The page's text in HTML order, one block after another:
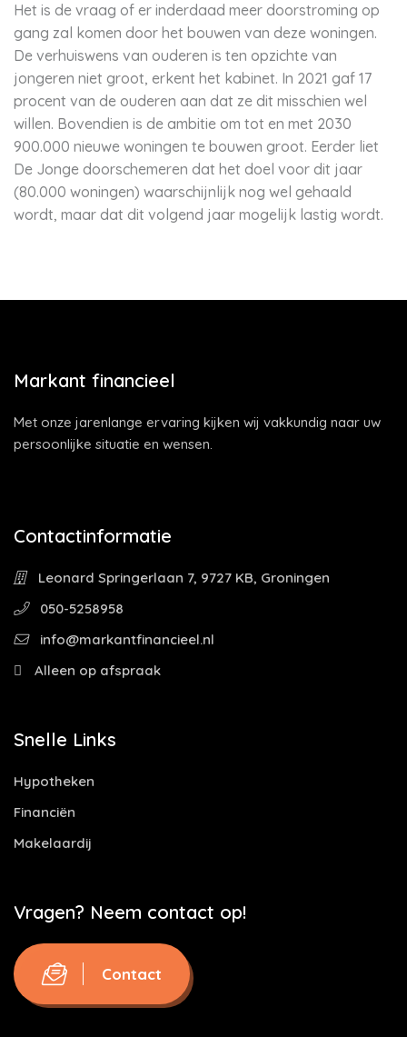
Het is de vraag of er inderdaad meer doorstroming op
gang zal komen door het bouwen van deze woningen.
De verhuiswens van ouderen is ten opzichte van
jongeren niet groot, erkent het kabinet. In 2021 gaf 17
procent van de ouderen aan dat ze dit misschien wel
willen. Bovendien is de ambitie om tot en met 2030
900.000 nieuwe woningen te bouwen groot. Eerder liet
De Jonge doorschemeren dat het doel voor dit jaar
(80.000 woningen) waarschijnlijk nog wel gehaald
wordt, maar dat dit volgend jaar mogelijk lastig wordt.
Markant financieel
Met onze jarenlange ervaring kijken wij vakkundig naar uw
persoonlijke situatie en wensen.
Contactinformatie
Leonard Springerlaan 7, 9727 KB, Groningen
050-5258958
info@markantfinancieel.nl
Alleen op afspraak
Snelle Links
Hypotheken
Financiën
Makelaardij
Vragen? Neem contact op!
Contact